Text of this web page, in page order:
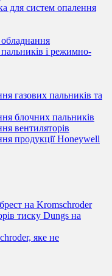
для систем опалення
і режимно-
газових пальників та
блочних пальників
вентиляторів
продукції Honeywell
на Kromschroder
тиску Dungs на
яке не